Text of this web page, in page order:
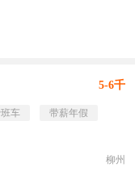
5-6千
车
带薪年假
柳州